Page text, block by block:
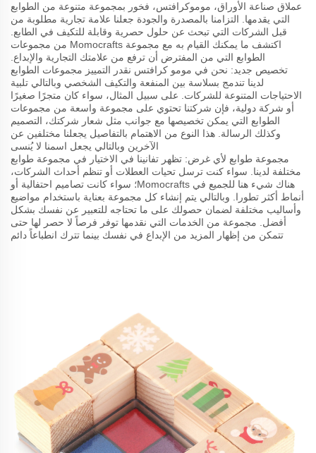
عملاق صناعة الأوراق، موموكرافتس، فخور بمجموعة متنوعة من الطوابع
التي يقدمها. التزامنا بالمصدرة والجودة جعلنا علامة تجارية مطلوبة من
قبل الشركات التي تبحث عن حلول حصرية وقابلة للتكيف في الطابع.
اكتشف ما يمكنك القيام به مع مجموعة Momocrafts من مجموعات
الطوابع التي من المفترض أن ترفع من علامتك التجارية والإبداع.
تخصيص جديد: نحن في مومو كرافتس نقدر التمييز مجموعات الطوابع
لدينا تندمج بسلاسة بين المنفعة والتكيف الشخصي وبالتالي تلبية
الاحتياجات المتنوعة للشركات. على سبيل المثال، سواء كان متجرًا صغيرًا
أو شركة دولية، فإن شركتنا تحتوي على مجموعة واسعة من مجموعات
الطوابع التي يمكن تخصيصها مع جوانب مثل شعار شركتك، التصميم
وكذلك الرسالة. هذا النوع من الاهتمام بالتفاصيل يجعلنا مختلفين عن
الآخرين وبالتالي يجعل اسمنا لا يُنسى
مجموعة طوابع لأي غرض: تظهر تفانينا في الاختيار في مجموعة طوابع
مختلفة لدينا. سواء كنت ترسل تحيات العطلات أو تنظم أحداث الشركات،
هناك شيء هنا للجميع في Momocrafts؛ سواء كانت تصاميم احتفالية أو
أنماط أكثر تطورا. وبالتالي يتم إنشاء كل مجموعة بعناية باستخدام مواضيع
وأساليب مختلفة لضمان حصولك على ما تحتاجه للتعبير عن نفسك بشكل
أفضل. مجموعة من الخدمات التي نقدمها توفر فرصاً لا حصر لها حتى
تتمكن من إظهار المزيد من الإبداع في نفسك بينما تترك انطباعاً دائم